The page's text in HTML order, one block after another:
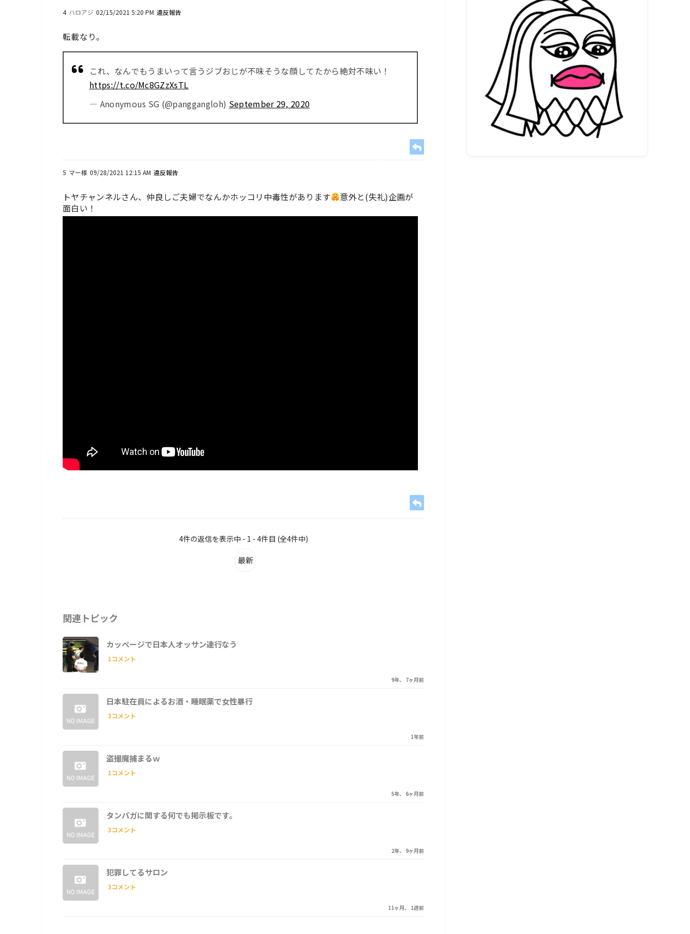
4 ハロアジ 02/15/2021 5:20 PM 違反報告
転載なり。
これ、なんでもうまいって言うジブおじが不味そうな顔してたから絶対不味い！
https://t.co/Mc8GZzXsTL
— Anonymous SG (@panggangloh) September 29, 2020
5 マー様 09/28/2021 12:15 AM 違反報告
トヤチャンネルさん、仲良しご夫婦でなんかホッコリ中毒性があります
意外と(失礼)企画が
面白い！
4件の返信を表示中 - 1 - 4件目 (全4件中)
最新
関連トピック
カッページで日本人オッサン連行なう
1コメント
9年、 7ヶ月前
日本駐在員によるお酒・睡眠薬で女性暴行
3コメント
1年前
盗撮魔捕まるｗ
1コメント
5年、 6ヶ月前
タンパガに関する何でも掲示板です。
3コメント
2年、 9ヶ月前
犯罪してるサロン
3コメント
11ヶ月、 1週前